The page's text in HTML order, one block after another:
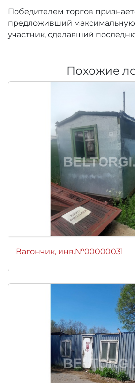
Победителем торгов
предложивший максимальную
участник, сделавший
Похожие
Вагончик, инв.№00000031